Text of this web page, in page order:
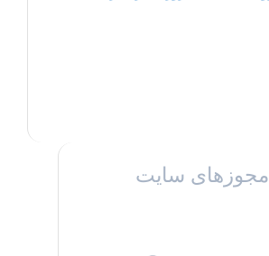
مجوزهای سایت